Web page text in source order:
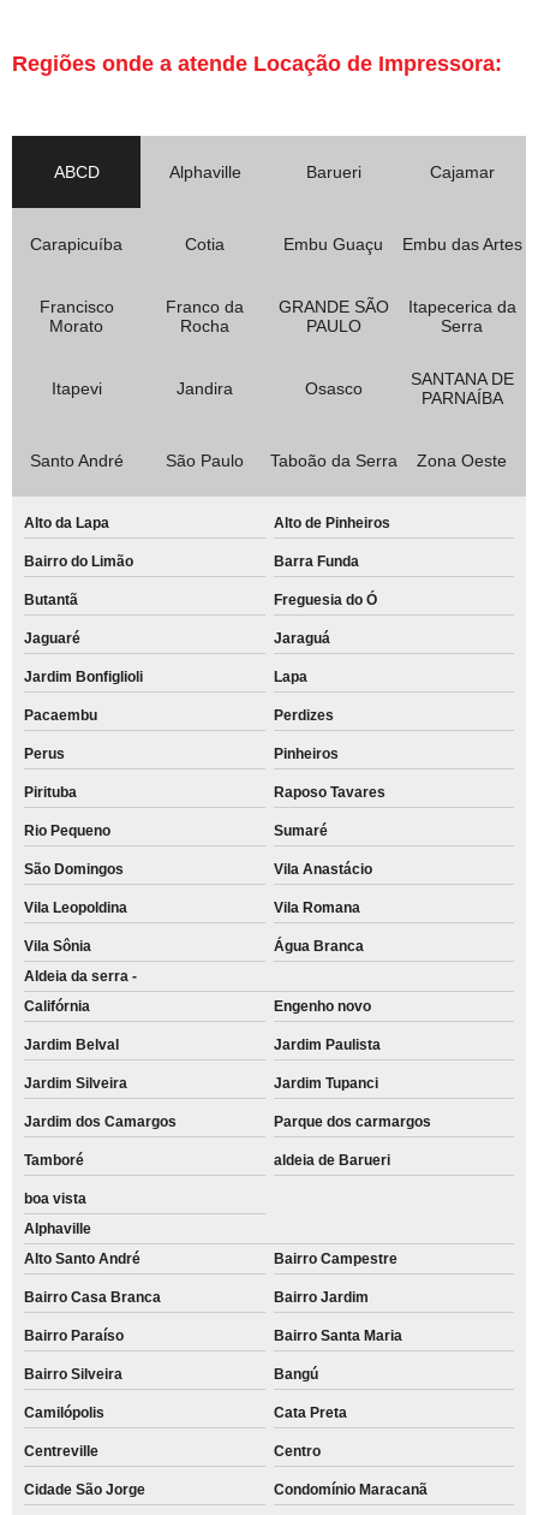
Regiões onde a atende Locação de Impressora:
ABCD Alphaville Barueri Cajamar
Carapicuíba Cotia Embu Guaçu Embu das Artes
Francisco
Morato
Franco da
Rocha
GRANDE SÃO
PAULO
Itapecerica da
Serra
Itapevi Jandira Osasco
SANTANA DE
PARNAÍBA
Santo André São Paulo Taboão da Serra Zona Oeste
Alto da Lapa Alto de Pinheiros
Bairro do Limão Barra Funda
Butantã Freguesia do Ó
Jaguaré Jaraguá
Jardim Bonfiglioli Lapa
Pacaembu Perdizes
Perus Pinheiros
Pirituba Raposo Tavares
Rio Pequeno Sumaré
São Domingos Vila Anastácio
Vila Leopoldina Vila Romana
Vila Sônia
Água Branca
Aldeia da serra -
Califórnia
Engenho novo
Jardim Belval Jardim Paulista
Jardim Silveira Jardim Tupanci
Jardim dos Camargos Parque dos carmargos
Tamboré aldeia de Barueri
boa vista
Alphaville
Alto Santo André
Bairro Campestre
Bairro Casa Branca Bairro Jardim
Bairro Paraíso Bairro Santa Maria
Bairro Silveira Bangú
Camilópolis Cata Preta
Centreville Centro
Cidade São Jorge Condomínio Maracanã